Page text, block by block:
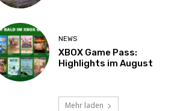
NEWS
XBOX Game Pass:
Highlights im August
Mehr laden